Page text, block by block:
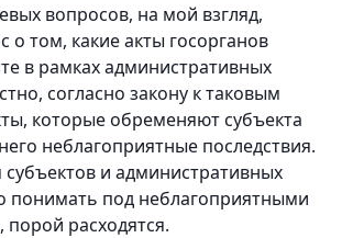
вопросов, на мой взгляд,
о том, какие акты госорганов
в рамках административных
согласно закону к таковым
которые обременяют субъекта
неблагоприятные последствия.
и административных
понимать под неблагоприятными
порой расходятся.